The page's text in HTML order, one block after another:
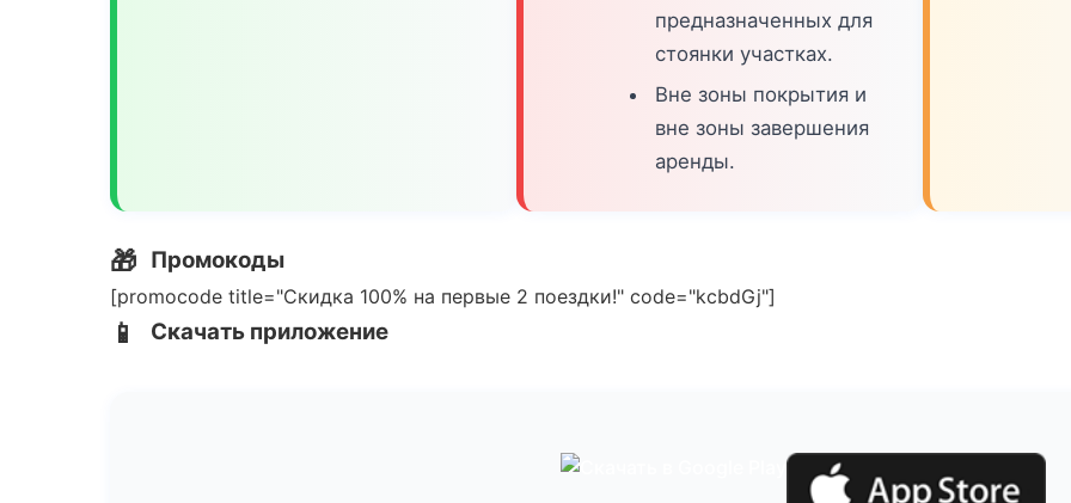
предназначенных для
стоянки участках.
Вне зоны покрытия и
вне зоны завершения
аренды.
🎁 Промокоды
[promocode title="Скидка 100% на первые 2 поездки!" code="kcbdGj"]
📱 Скачать приложение